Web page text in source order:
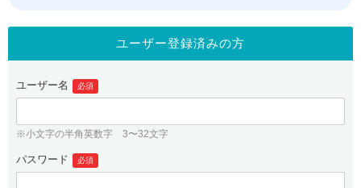
.jpドメインオークション
gTLDオークション NEW!
.jpドメインバックオーダー
プレミアムドメイン
人気ドメインの種類
紹介制度
バリュードメインAPI
ドメイン・ホスティングOEM
ログイン
従来のバリュードメインをご利用希望の方
ユーザー登録
ユーザー登録済みの方
ユーザー名 必須
※小文字の半角英数字 3〜32文字
パスワード 必須